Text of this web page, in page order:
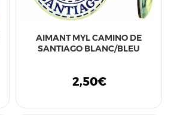
AIMANT MYL CAMINO DE
SANTIAGO BLANC/BLEU
2,50€